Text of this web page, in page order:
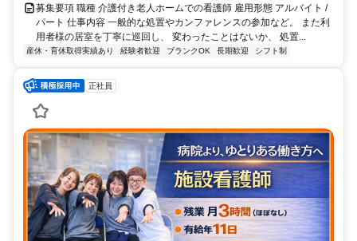
募集要項 職種 介護付き老人ホームでの看護師 雇用形態 アルバイト /
パート 仕事内容 一般的な処置やカンファレンスの参加など。 また利
用者様の居室を丁寧に巡回し、 変わったことはないか、 処置...
産休・育休取得実績あり 経験者歓迎 ブランクOK 長期歓迎 シフト制
正社員